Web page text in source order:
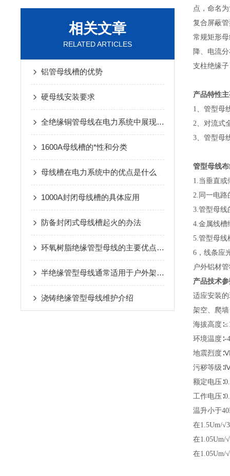
相关文章
RELATED ARTICLES
铝管母线槽的优势
硬母线安装要求
全绝缘铜管母线在电力系统中展现出了巨大优势
1600A母线槽的*性和分类
母线槽在电力系统中的优点是什么
1000A封闭母线槽的具体应用
防备封闭式母线槽起火的办法
环氧树脂绝缘管型母线的主要优点是绝缘性能
半绝缘管型母线通常适用于户外架空进线等场合
浇铸绝缘管型母线维护介绍
点，命名
复合屏蔽
常规矩形
降、电流
支柱绝缘
产品特性
1、管型母
2、对流式
3、管型母
管型母线
1.当垂直
2.同一电路
3.管型母线
4.金属线槽
5.管型母线
6，线条应
户外铝材
产品技术
适应安装
架空、爬
海拔高度
环境温度∶-
地震烈度
污秽等级
额定电压
工作电压
温升小于
在1.5Um/
在1.05Um/
在1.05Um/